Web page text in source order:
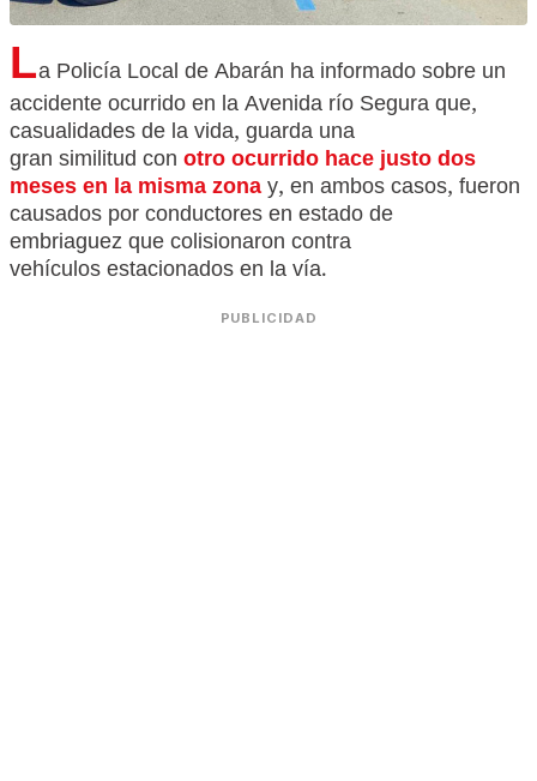
La Policía Local de Abarán ha informado sobre un
accidente ocurrido en la Avenida río Segura que,
casualidades de la vida, guarda una
gran similitud con otro ocurrido hace justo dos
meses en la misma zonay, en ambos casos, fueron
causados por conductores en estado de
embriaguez que colisionaron contra
vehículos estacionados en la vía.
PUBLICIDAD